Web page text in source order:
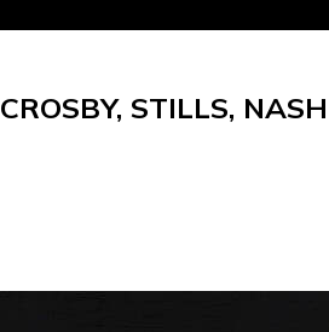
CROSBY, STILLS,